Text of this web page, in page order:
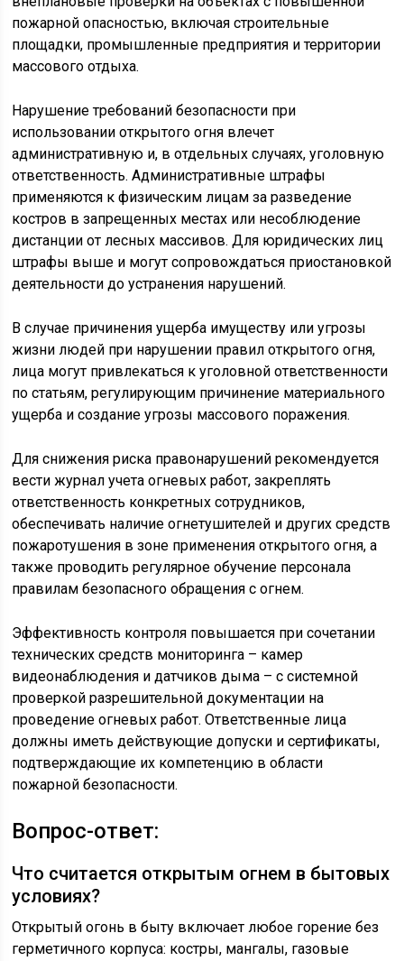
пожарной опасностью, включая строительные
площадки, промышленные предприятия и территории
массового отдыха.
Нарушение требований безопасности при
использовании открытого огня влечет
административную и, в отдельных случаях, уголовную
ответственность. Административные штрафы
применяются к физическим лицам за разведение
костров в запрещенных местах или несоблюдение
дистанции от лесных массивов. Для юридических лиц
штрафы выше и могут сопровождаться приостановкой
деятельности до устранения нарушений.
В случае причинения ущерба имуществу или угрозы
жизни людей при нарушении правил открытого огня,
лица могут привлекаться к уголовной ответственности
по статьям, регулирующим причинение материального
ущерба и создание угрозы массового поражения.
Для снижения риска правонарушений рекомендуется
вести журнал учета огневых работ, закреплять
ответственность конкретных сотрудников,
обеспечивать наличие огнетушителей и других средств
пожаротушения в зоне применения открытого огня, а
также проводить регулярное обучение персонала
правилам безопасного обращения с огнем.
Эффективность контроля повышается при сочетании
технических средств мониторинга – камер
видеонаблюдения и датчиков дыма – с системной
проверкой разрешительной документации на
проведение огневых работ. Ответственные лица
должны иметь действующие допуски и сертификаты,
подтверждающие их компетенцию в области
пожарной безопасности.
Вопрос-ответ:
Что считается открытым огнем в бытовых
условиях?
Открытый огонь в быту включает любое горение без
герметичного корпуса: костры, мангалы, газовые